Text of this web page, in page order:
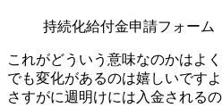
持続化給付金申請フォーム
これがどういう意味なのかはよ
でも変化があるのは嬉しいですよ
さすがに週明けには入金される